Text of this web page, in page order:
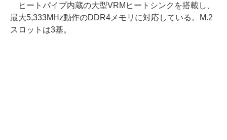
ヒートパイプ内蔵の大型VRMヒートシンクを搭載し、
最大5,333MHz動作のDDR4メモリに対応している。M.2
スロットは3基。